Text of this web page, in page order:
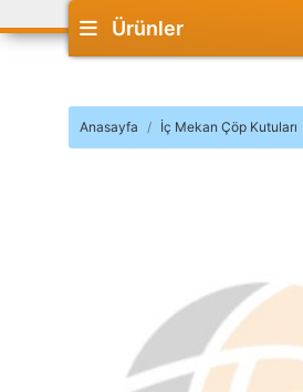
Ürünler
Anasayfa İç Mekan Çöp Kutuları